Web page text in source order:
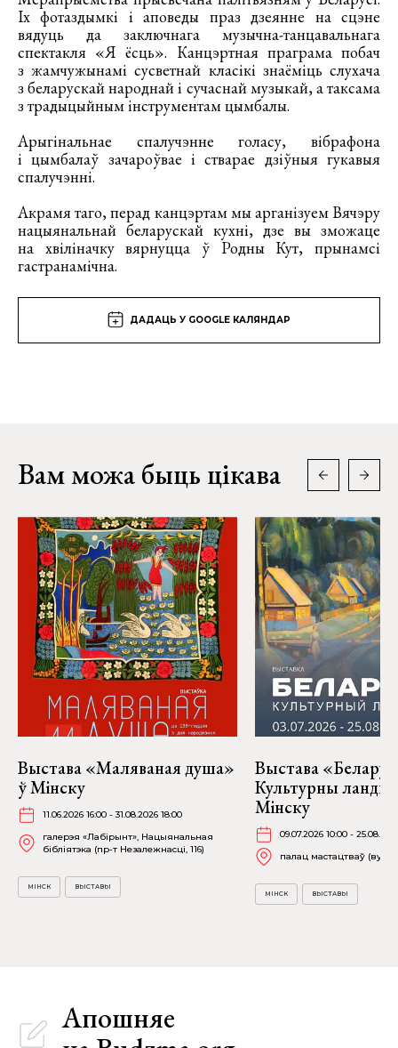
Іх фотаздымкі і аповеды праз дзеянне на сцэне
вядуць да заключнага музычна-танцавальнага
спектакля «Я ёсць». Канцэртная праграма побач
з жамчужынамі сусветнай класікі знаёміць слухача
з беларускай народнай і сучаснай музыкай, а таксама
з традыцыйным інструментам цымбалы.
Арыгінальнае спалучэнне голасу, вібрафона
і цымбалаў зачароўвае і стварае дзіўныя гукавыя
спалучэнні.
Акрамя таго, перад канцэртам мы арганізуем Вячэру
нацыянальнай беларускай кухні, дзе вы зможаце
на хвіліначку вярнуцца ў Родны Кут, прынамсі
гастранамічна.
ДАДАЦЬ У GOOGLE КАЛЯНДАР
Вам можа быць цікава
Выстава «Маляваная душа»
ў Мінску
11.06.2026 16:00 - 31.08.2026 18:00
галерэя «Лабірынт», Нацыянальная
бібліятэка (пр-т Незалежнасці, 116)
МІНСК ВЫСТАВЫ
Выстава
Культурны
Мінску
09.07.2026 10:00 -
палац мастацтваў (вул.
МІНСК ВЫСТАВЫ
Апошняе